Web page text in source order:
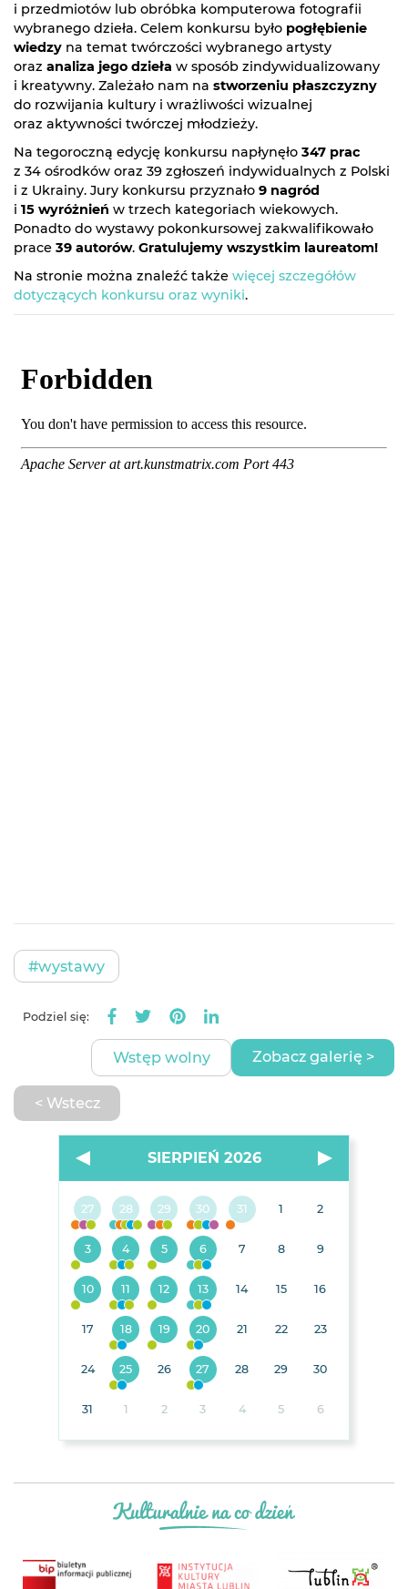
i przedmiotów lub obróbka komputerowa fotografii
wybranego dzieła. Celem konkursu było pogłębienie
wiedzy na temat twórczości wybranego artysty
oraz analiza jego dzieła w sposób zindywidualizowany
i kreatywny. Zależało nam na stworzeniu płaszczyzny
do rozwijania kultury i wrażliwości wizualnej
oraz aktywności twórczej młodzieży.
Na tegoroczną edycję konkursu napłynęło 347 prac
z 34 ośrodków oraz 39 zgłoszeń indywidualnych z Polski
i z Ukrainy. Jury konkursu przyznało 9 nagród
i 15 wyróżnień w trzech kategoriach wiekowych.
Ponadto do wystawy pokonkursowej zakwalifikowało
prace 39 autorów. Gratulujemy wszystkim laureatom!
Na stronie można znaleźć także więcej szczegółów
dotyczących konkursu oraz wyniki.
#wystawy
Podziel się:
< Wstecz
Wstęp wolny Zobacz galerię >
SIERPIEŃ 2026
27 28 29 30 31 1 2
3 4 5 6 7 8 9
10 11 12 13 14 15 16
17 18 19 20 21 22 23
24 25 26 27 28 29 30
31 1 2 3 4 5 6